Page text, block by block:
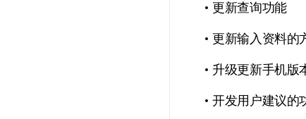
更新查询功能
更新输入资料的
升级更新手机版
开发用户建议的